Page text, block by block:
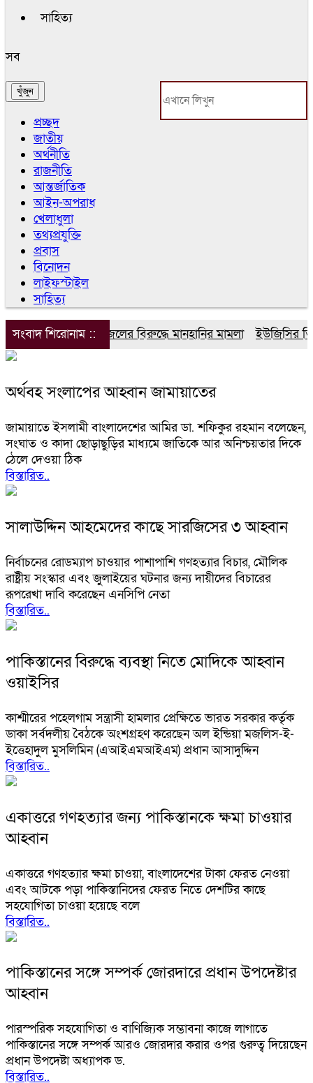
সাহিত্য
সব
প্রচ্ছদ
জাতীয়
অর্থনীতি
রাজনীতি
আন্তর্জাতিক
আইন-অপরাধ
খেলাধুলা
তথ্যপ্রযুক্তি
প্রবাস
বিনোদন
লাইফস্টাইল
সাহিত্য
সংবাদ শিরোনাম ::ডিপজলের বিরুদ্ধে মানহানির মামলা ইউজিসির তিন
অর্থবহ সংলাপের আহ্বান জামায়াতের
জামায়াতে ইসলামী বাংলাদেশের আমির ডা. শফিকুর রহমান বলেছেন,
সংঘাত ও কাদা ছোড়াছুড়ির মাধ্যমে জাতিকে আর অনিশ্চয়তার দিকে
ঠেলে দেওয়া ঠিক
বিস্তারিত..
সালাউদ্দিন আহমেদের কাছে সারজিসের ৩ আহ্বান
নির্বাচনের রোডম্যাপ চাওয়ার পাশাপাশি গণহত্যার বিচার, মৌলিক
রাষ্ট্রীয় সংস্কার এবং জুলাইয়ের ঘটনার জন্য দায়ীদের বিচারের
রূপরেখা দাবি করেছেন এনসিপি নেতা
বিস্তারিত..
পাকিস্তানের বিরুদ্ধে ব্যবস্থা নিতে মোদিকে আহ্বান
ওয়াইসির
কাশ্মীরের পহেলগাম সন্ত্রাসী হামলার প্রেক্ষিতে ভারত সরকার কর্তৃক
ডাকা সর্বদলীয় বৈঠকে অংশগ্রহণ করেছেন অল ইন্ডিয়া মজলিস-ই-
ইত্তেহাদুল মুসলিমিন (এআইএমআইএম) প্রধান আসাদুদ্দিন
বিস্তারিত..
একাত্তরে গণহত্যার জন্য পাকিস্তানকে ক্ষমা চাওয়ার
আহ্বান
একাত্তরে গণহত্যার ক্ষমা চাওয়া, বাংলাদেশের টাকা ফেরত নেওয়া
এবং আটকে পড়া পাকিস্তানিদের ফেরত নিতে দেশটির কাছে
সহযোগিতা চাওয়া হয়েছে বলে
বিস্তারিত..
পাকিস্তানের সঙ্গে সম্পর্ক জোরদারে প্রধান উপদেষ্টার
আহ্বান
পারস্পরিক সহযোগিতা ও বাণিজ্যিক সম্ভাবনা কাজে লাগাতে
পাকিস্তানের সঙ্গে সম্পর্ক আরও জোরদার করার ওপর গুরুত্ব দিয়েছেন
প্রধান উপদেষ্টা অধ্যাপক ড.
বিস্তারিত..